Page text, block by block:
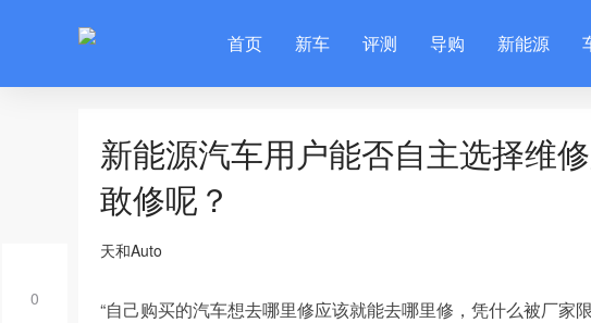
首页 新车 评测 导购 新能源
0
新能源汽车用户能否自主选择维
敢修呢？
天和Auto
“自己购买的汽车想去哪里修应该就能去哪里修，凭什么被厂家